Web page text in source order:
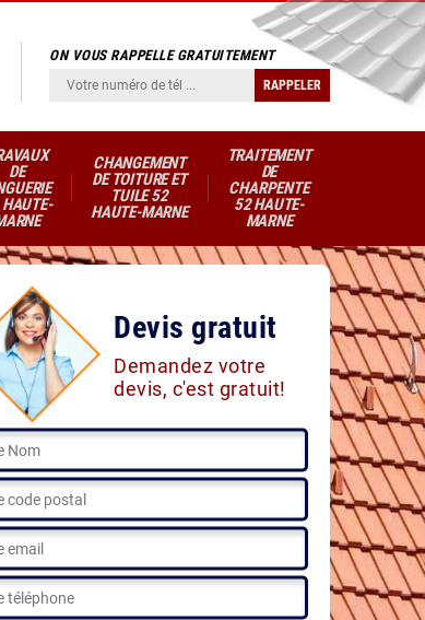
ON VOUS RAPPELLE GRATUITEMENT
DE
CHANGEMENT
DE TOITURE ET
TUILE 52
HAUTE-MARNE
TRAITEMENT
DE
CHARPENTE
52 HAUTE-
MARNE
Devis gratuit
Demandez votre
devis, c'est gratuit!